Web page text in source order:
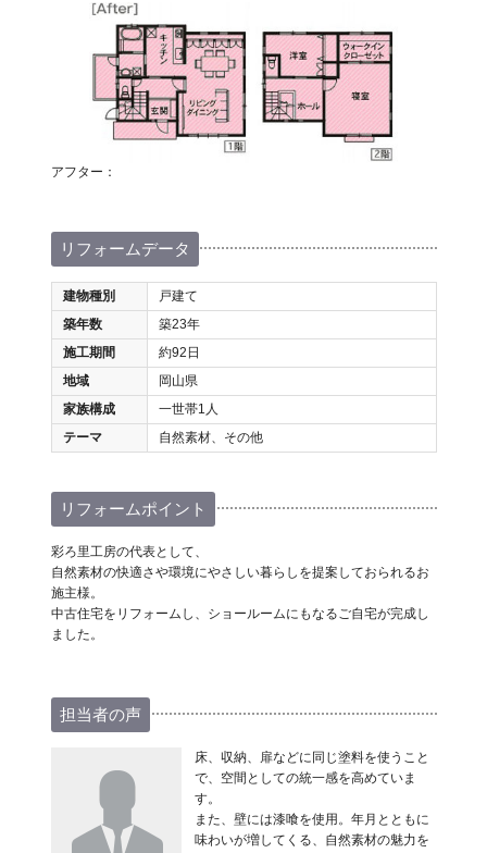
アフター：
リフォームデータ
建物種別
戸建て
築年数
築23年
施工期間
約92日
地域
岡山県
家族構成
一世帯1人
テーマ
自然素材、その他
リフォームポイント
彩ろ里工房の代表として、
自然素材の快適さや環境にやさしい暮らしを提案しておられるお
施主様。
中古住宅をリフォームし、ショールームにもなるご自宅が完成し
ました。
担当者の声
床、収納、扉などに同じ塗料を使うこと
で、空間としての統一感を高めていま
す。
また、壁には漆喰を使用。年月とともに
味わいが増してくる、自然素材の魅力を